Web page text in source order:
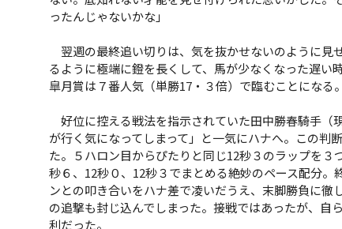
ったんじゃないかな」
翌週の最終追い切りは、気を抜かせないのように見
るように極端に鐙を長くして、馬が少なくなった遅い
皐月賞は７番人気（単勝17・３倍）で臨むことになる。
好位に控える戦法を指示されていた田中勝春騎手（
が行く気になってしまって」と一気にハナへ。この判
た。５ハロン目からぴたりと同じ12秒３のラップを３
秒６、12秒０、12秒３でまとめる絶妙のペース配分。
ンとの叩き合いをハナ差で凌いだうえ、末脚勝負に徹
の追撃も封じ込んでしまった。接戦ではあったが、自
利だった。